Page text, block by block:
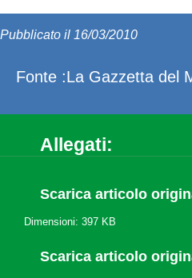
Pubblicato il 16/03/2010
Fonte :La Gazzetta del
Allegati:
Scarica articolo
Dimensioni: 397 KB
Scarica articolo